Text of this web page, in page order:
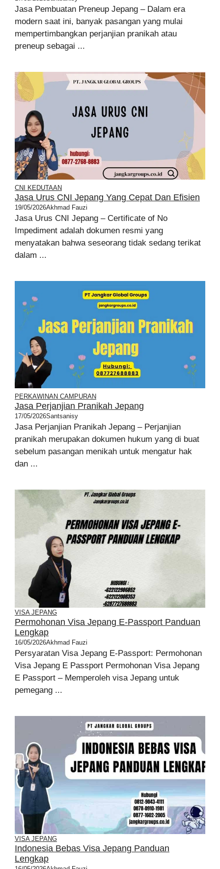
Jasa Pembuatan Preneup Jepang – Dalam era
modern saat ini, banyak pasangan yang mulai
mempertimbangkan perjanjian pranikah atau
preneup sebagai ...
CNI KEDUTAAN
Jasa Urus CNI Jepang Yang Cepat Dan Efisien
19/05/2026Akhmad Fauzi
Jasa Urus CNI Jepang – Certificate of No
Impediment adalah dokumen resmi yang
menyatakan bahwa seseorang tidak sedang terikat
dalam ...
PERKAWINAN CAMPURAN
Jasa Perjanjian Pranikah Jepang
17/05/2026Santsanisy
Jasa Perjanjian Pranikah Jepang – Perjanjian
pranikah merupakan dokumen hukum yang di buat
sebelum pasangan menikah untuk mengatur hak
dan ...
VISA JEPANG
Permohonan Visa Jepang E-Passport Panduan
Lengkap
16/05/2026Akhmad Fauzi
Persyaratan Visa Jepang E-Passport: Permohonan
Visa Jepang E Passport Permohonan Visa Jepang
E Passport – Memperoleh visa Jepang untuk
pemegang ...
VISA JEPANG
Indonesia Bebas Visa Jepang Panduan
Lengkap